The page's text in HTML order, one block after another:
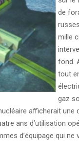
de
mille
fond.
tout
gaz
afficherait une
ans d’utilisation
d’équipage qui ne